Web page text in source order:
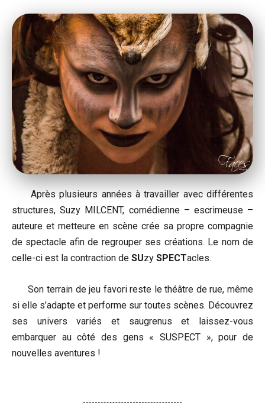
Après plusieurs années à travailler avec différentes
structures, Suzy MILCENT, comédienne – escrimeuse –
auteure et metteure en scène crée sa propre compagnie
de spectacle afin de regrouper ses créations. Le nom de
celle-ci est la contraction de SUzy SPECTacles.
Son terrain de jeu favori reste le théâtre de rue, même
si elle s’adapte et performe sur toutes scènes. Découvrez
ses univers variés et saugrenus et laissez-vous
embarquer au côté des gens « SUSPECT », pour de
nouvelles aventures !